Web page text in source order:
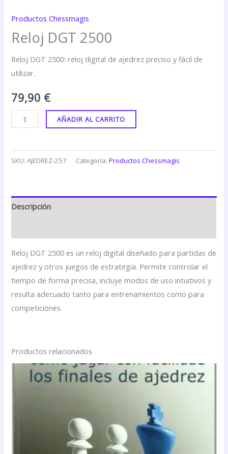
Productos Chessmagis
Reloj DGT 2500
Reloj DGT 2500: reloj digital de ajedrez preciso y fácil de
utilizar.
79,90 €
AÑADIR AL CARRITO
SKU:AJEDREZ-257 Categoría:Productos Chessmagis
Descripción
Reloj DGT 2500 es un reloj digital diseñado para partidas de
ajedrez y otros juegos de estrategia. Permite controlar el
tiempo de forma precisa, incluye modos de uso intuitivos y
resulta adecuado tanto para entrenamientos como para
competiciones.
Productos relacionados